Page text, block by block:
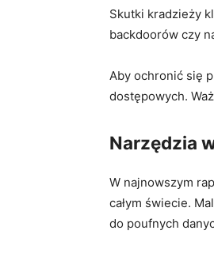
Skutki kradzieży
backdoorów czy
Aby ochronić się
dostępowych.
Narzędzia
W najnowszym
całym świecie.
do poufnych